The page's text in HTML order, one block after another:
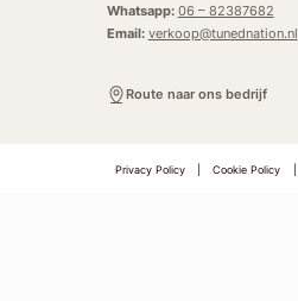
Whatsapp: 06 – 82387682
Email: verkoop@tunednation.nl
Route naar ons bedrijf
Privacy Policy Cookie Policy